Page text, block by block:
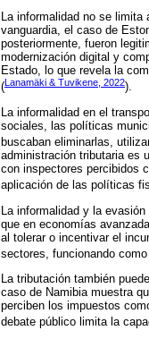
La informalidad no se
vanguardia, el caso de
posteriormente, fueron
modernización digital y
Estado, lo que revela la
( Lanamäki & Tuvikene, 2022).
La informalidad en el
sociales, las políticas
buscaban eliminarlas,
administración tributaria es
con inspectores percibidos
aplicación de las políticas
La informalidad y la
que en economías
al tolerar o incentivar el
sectores, funcionando
La tributación también
caso de Namibia muestra
perciben los impuestos
debate público limita la